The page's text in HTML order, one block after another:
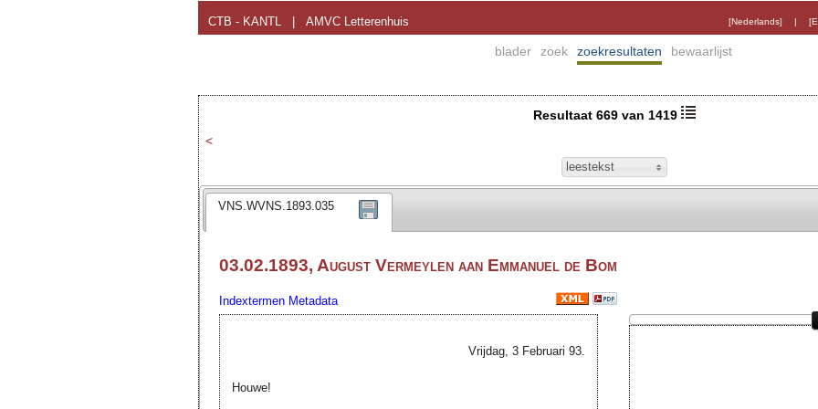
CTB - KANTL AMVC Letterenhuis |
[Nederlands]
blader zoek zoekresultaten bewaarlijst
<
Resultaat 669 van 1419
leestekst
VNS.WVNS.1893.035
03.02.1893, August Vermeylen aan Emmanuel de Bom
Indextermen Metadata
Vrijdag, 3 Februari 93.
Houwe!